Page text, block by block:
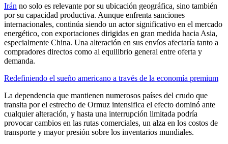
Irán no solo es relevante por su ubicación geográfica, sino también
por su capacidad productiva. Aunque enfrenta sanciones
internacionales, continúa siendo un actor significativo en el mercado
energético, con exportaciones dirigidas en gran medida hacia Asia,
especialmente China. Una alteración en sus envíos afectaría tanto a
compradores directos como al equilibrio general entre oferta y
demanda.
Redefiniendo el sueño americano a través de la economía premium
La dependencia que mantienen numerosos países del crudo que
transita por el estrecho de Ormuz intensifica el efecto dominó ante
cualquier alteración, y hasta una interrupción limitada podría
provocar cambios en las rutas comerciales, un alza en los costos de
transporte y mayor presión sobre los inventarios mundiales.